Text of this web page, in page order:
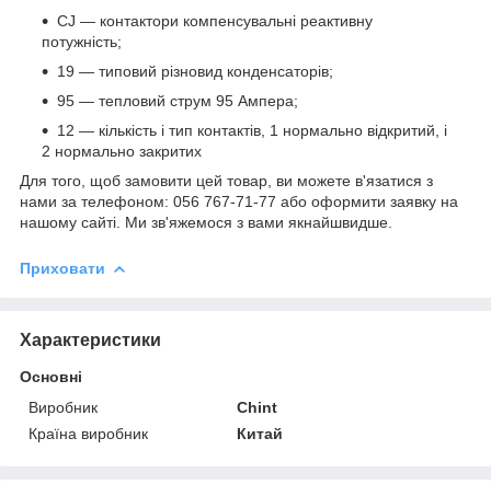
CJ — контактори компенсувальні реактивну
потужність;
19 — типовий різновид конденсаторів;
95 — тепловий струм 95 Ампера;
12 ― кількість і тип контактів, 1 нормально відкритий, і
2 нормально закритих
Для того, щоб замовити цей товар, ви можете в'язатися з
нами за телефоном: 056 767-71-77 або оформити заявку на
нашому сайті. Ми зв'яжемося з вами якнайшвидше.
Приховати
Характеристики
Основні
Виробник
Chint
Країна виробник
Китай